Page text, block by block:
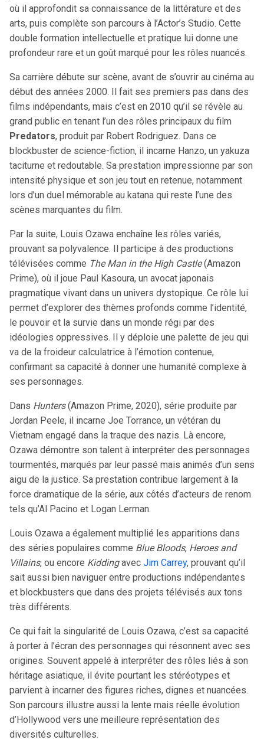
où il approfondit sa connaissance de la littérature et des
arts, puis complète son parcours à l’Actor’s Studio. Cette
double formation intellectuelle et pratique lui donne une
profondeur rare et un goût marqué pour les rôles nuancés.
Sa carrière débute sur scène, avant de s’ouvrir au cinéma au
début des années 2000. Il fait ses premiers pas dans des
films indépendants, mais c’est en 2010 qu’il se révèle au
grand public en tenant l’un des rôles principaux du film
Predators, produit par Robert Rodriguez. Dans ce
blockbuster de science-fiction, il incarne Hanzo, un yakuza
taciturne et redoutable. Sa prestation impressionne par son
intensité physique et son jeu tout en retenue, notamment
lors d’un duel mémorable au katana qui reste l’une des
scènes marquantes du film.
Par la suite, Louis Ozawa enchaîne les rôles variés,
prouvant sa polyvalence. Il participe à des productions
télévisées comme The Man in the High Castle(Amazon
Prime), où il joue Paul Kasoura, un avocat japonais
pragmatique vivant dans un univers dystopique. Ce rôle lui
permet d’explorer des thèmes profonds comme l’identité,
le pouvoir et la survie dans un monde régi par des
idéologies oppressives. Il y déploie une palette de jeu qui
va de la froideur calculatrice à l’émotion contenue,
confirmant sa capacité à donner une humanité complexe à
ses personnages.
Dans Hunters(Amazon Prime, 2020), série produite par
Jordan Peele, il incarne Joe Torrance, un vétéran du
Vietnam engagé dans la traque des nazis. Là encore,
Ozawa démontre son talent à interpréter des personnages
tourmentés, marqués par leur passé mais animés d’un sens
aigu de la justice. Sa prestation contribue largement à la
force dramatique de la série, aux côtés d’acteurs de renom
tels qu’Al Pacino et Logan Lerman.
Louis Ozawa a également multiplié les apparitions dans
des séries populaires comme Blue Bloods, Heroes and
Villains, ou encore Kiddingavec Jim Carrey, prouvant qu’il
sait aussi bien naviguer entre productions indépendantes
et blockbusters que dans des projets télévisés aux tons
très différents.
Ce qui fait la singularité de Louis Ozawa, c’est sa capacité
à porter à l’écran des personnages qui résonnent avec ses
origines. Souvent appelé à interpréter des rôles liés à son
héritage asiatique, il évite pourtant les stéréotypes et
parvient à incarner des figures riches, dignes et nuancées.
Son parcours illustre aussi la lente mais réelle évolution
d’Hollywood vers une meilleure représentation des
diversités culturelles.